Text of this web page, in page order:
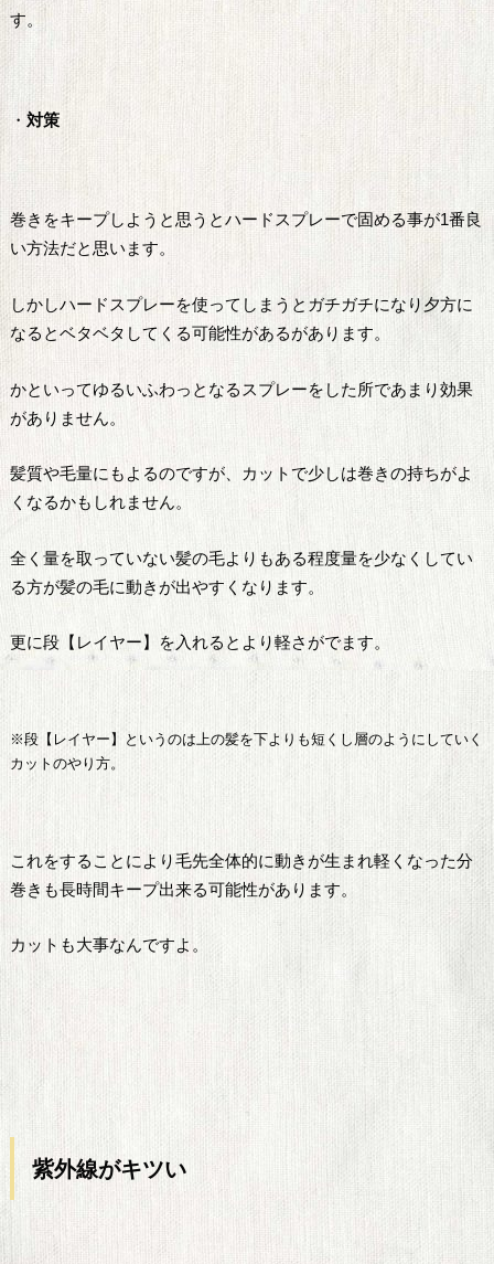
す。
・ 対策
巻きをキープしようと思うとハードスプレーで固める事が1番良
い方法だと思います。
しかしハードスプレーを使ってしまうとガチガチになり夕方に
なるとベタベタしてくる可能性があるがあります。
かといってゆるいふわっとなるスプレーをした所であまり効果
がありません。
髪質や毛量にもよるのですが、カットで少しは巻きの持ちがよ
くなるかもしれません。
全く量を取っていない髪の毛よりもある程度量を少なくしてい
る方が髪の毛に動きが出やすくなります。
更に段【レイヤー】を入れるとより軽さがでます。
※段【レイヤー】というのは上の髪を下よりも短くし層のようにしていく
カットのやり方。
これをすることにより毛先全体的に動きが生まれ軽くなった分
巻きも長時間キープ出来る可能性があります。
カットも大事なんですよ。
紫外線がキツい